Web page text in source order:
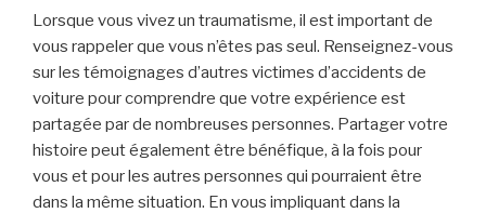
Lorsque vous vivez un traumatisme, il est important de
vous rappeler que vous n’êtes pas seul. Renseignez-vous
sur les témoignages d’autres victimes d’accidents de
voiture pour comprendre que votre expérience est
partagée par de nombreuses personnes. Partager votre
histoire peut également être bénéfique, à la fois pour
vous et pour les autres personnes qui pourraient être
dans la même situation. En vous impliquant dans la